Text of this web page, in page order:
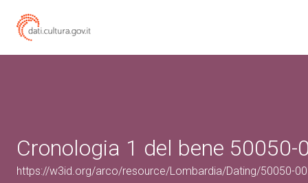
Cronologia 1 del bene 50050-
https://w3id.org/arco/resource/Lombardia/Dating/50050-